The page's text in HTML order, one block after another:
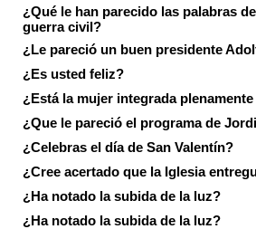
¿Qué le han parecido las palabras
guerra civil?
¿Le pareció un buen presidente
¿Es usted feliz?
¿Está la mujer integrada
¿Que le pareció el programa de
¿Celebras el día de San Valentín?
¿Cree acertado que la Iglesia
¿Ha notado la subida de la luz?
¿Ha notado la subida de la luz?